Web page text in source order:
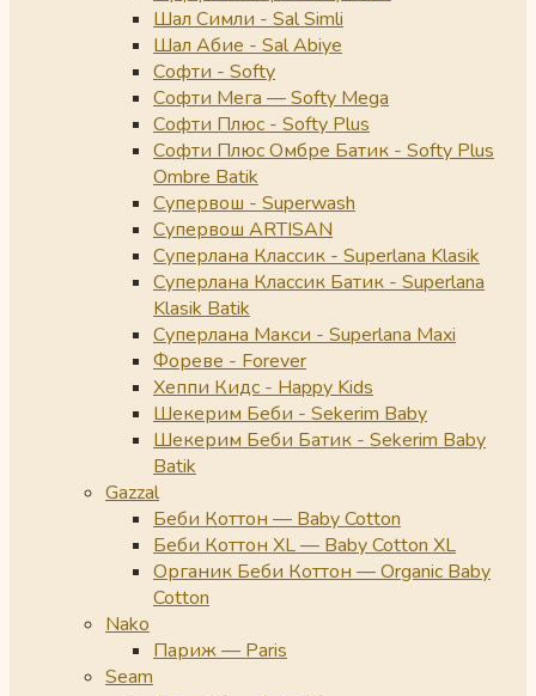
Шал Симли - Sal Simli
Шал Абие - Sal Abiye
Софти - Softy
Софти Мега — Softy Mega
Софти Плюс - Softy Plus
Софти Плюс Омбре Батик - Softy Plus
Ombre Batik
Супервош - Superwash
Супервош ARTISAN
Суперлана Классик - Superlana Klasik
Суперлана Классик Батик - Superlana
Klasik Batik
Суперлана Макси - Superlana Maxi
Фореве - Forever
Хеппи Кидс - Happy Kids
Шекерим Беби - Sekerim Baby
Шекерим Беби Батик - Sekerim Baby
Batik
Gazzal
Беби Коттон — Baby Cotton
Беби Коттон XL — Baby Cotton XL
Органик Беби Коттон — Organic Baby
Cotton
Nako
Париж — Paris
Seam